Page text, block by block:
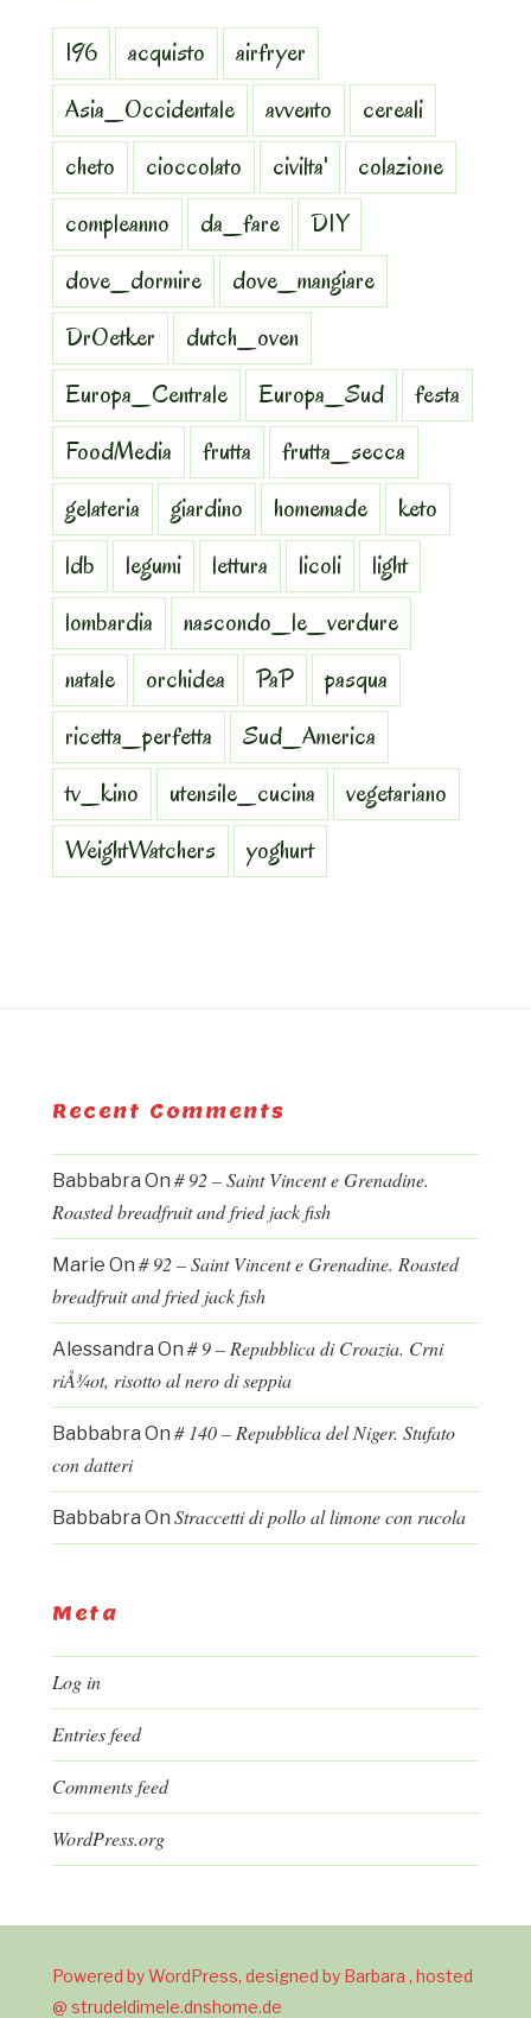
196 acquisto
airfryer
Asia_Occidentale
avvento
cereali
cheto
cioccolato civilta'
colazione
compleanno
da_fare
DIY
dove_dormire
dove_mangiare
DrOetker
dutch_oven
Europa_Centrale
Europa_Sud
festa
FoodMedia
frutta
frutta_secca
gelateria
giardino homemade
keto
ldb
legumi lettura licoli
light
lombardia
nascondo_le_verdure
natale
orchidea PaP
pasqua
ricetta_perfetta
Sud_America
tv_kino
utensile_cucina
vegetariano
WeightWatchers
yoghurt
Recent Comments
Babbabra On # 92 – Saint Vincent e Grenadine.
Roasted breadfruit and fried jack fish
Marie On # 92 – Saint Vincent e Grenadine. Roasted
breadfruit and fried jack fish
Alessandra On # 9 – Repubblica di Croazia. Crni
riÅ¾ot, risotto al nero di seppia
Babbabra On # 140 – Repubblica del Niger. Stufato
con datteri
Babbabra On Straccetti di pollo al limone con rucola
Meta
Log in
Entries feed
Comments feed
WordPress.org
Powered by WordPress, designed by Barbara , hosted
@ strudeldimele.dnshome.de